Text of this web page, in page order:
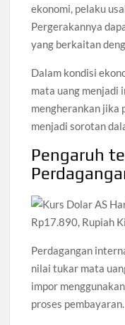
ekonomi, pelaku
Pergerakannya
yang berkaitan
Dalam kondisi
mata uang menjadi
mengherankan jika
menjadi sorotan
Pengaruh
Perdagangan
nilai tukar mata
impor
proses pembayaran.